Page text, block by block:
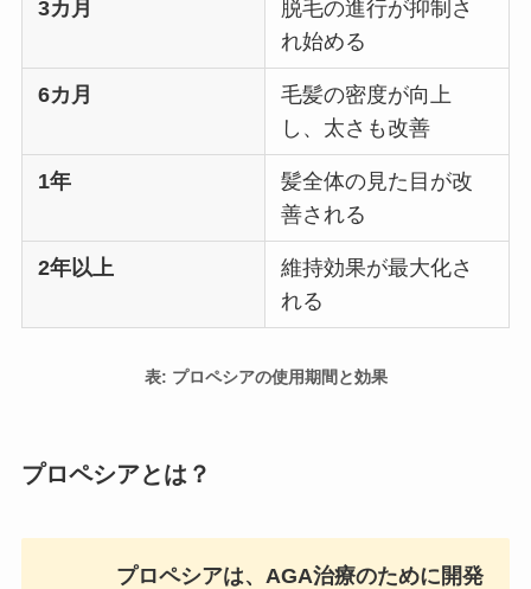
3カ月
脱毛の進行が抑制さ
れ始める
6カ月
毛髪の密度が向上
し、太さも改善
1年
髪全体の見た目が改
善される
2年以上
維持効果が最大化さ
れる
表: プロペシアの使用期間と効果
プロペシアとは？
プロペシアは、AGA治療のために開発